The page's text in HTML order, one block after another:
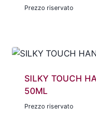
Prezzo riservato
SILKY TOUCH
50ML
Prezzo riservato